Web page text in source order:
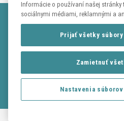
Adresa:
IČO:
IČDPH:
Informácie o používaní našej stránky
sociálnymi médiami, reklamnými a
Prijať všetky
Zamietnuť
Nastavenia